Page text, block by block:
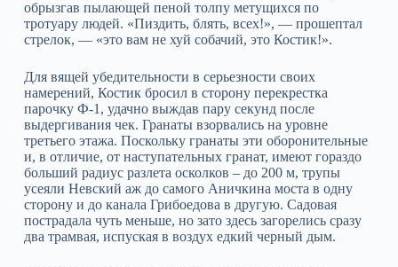
обрызгав пылающей пеной толпу метущихся по
тротуару людей. «Пиздить, блять, всех!», — прошептал
стрелок, — «это вам не хуй собачий, это Костик!».
Для вящей убедительности в серьезности своих
намерений, Костик бросил в сторону перекрестка
парочку Ф-1, удачно выждав пару секунд после
выдергивания чек. Гранаты взорвались на уровне
третьего этажа. Поскольку гранаты эти оборонительные
и, в отличие, от наступательных гранат, имеют гораздо
больший радиус разлета осколков – до 200 м, трупы
усеяли Невский аж до самого Аничкина моста в одну
сторону и до канала Грибоедова в другую. Садовая
пострадала чуть меньше, но зато здесь загорелись сразу
два трамвая, испуская в воздух едкий черный дым.